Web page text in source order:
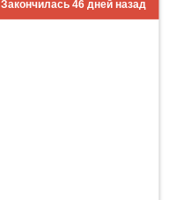
Закончилась 46дней назад